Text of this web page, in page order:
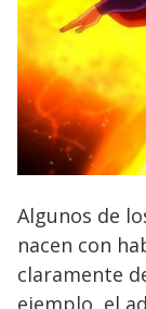
Algunos de
nacen con
claramente
ejemplo, el